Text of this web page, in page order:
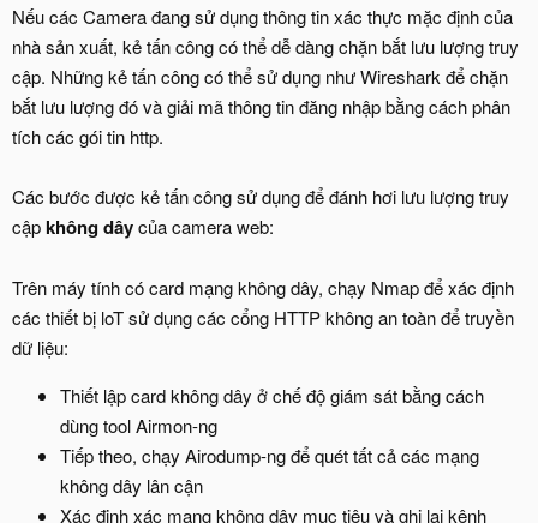
Nếu các Camera đang sử dụng thông tin xác thực mặc định của
nhà sản xuất, kẻ tấn công có thể dễ dàng chặn bắt lưu lượng truy
cập. Những kẻ tấn công có thể sử dụng như Wireshark để chặn
bắt lưu lượng đó và giải mã thông tin đăng nhập bằng cách phân
tích các gói tin http.
Các bước được kẻ tấn công sử dụng để đánh hơi lưu lượng truy
cậpkhông dâycủa camera web:
Trên máy tính có card mạng không dây, chạy Nmap để xác định
các thiết bị loT sử dụng các cổng HTTP không an toàn để truyền
dữ liệu:
Thiết lập card không dây ở chế độ giám sát bằng cách
dùng tool Airmon-ng
Tiếp theo, chạy Airodump-ng để quét tất cả các mạng
không dây lân cận
Xác định xác mạng không dây mục tiêu và ghi lại kênh